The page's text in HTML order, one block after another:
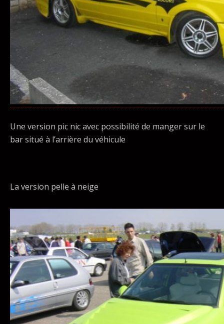
Une version pic nic avec possibilité de manger sur le
bar situé à l’arrière du véhicule
La version pelle à neige